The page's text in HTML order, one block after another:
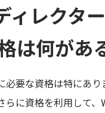
ィレクタ
は何があ
必要な資格は特にあ
らに資格を利用して